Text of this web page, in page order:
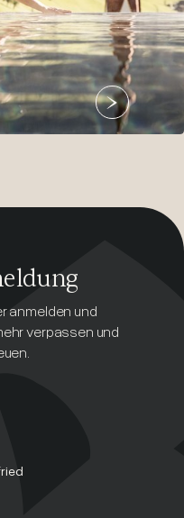
anmelden und
verpassen und